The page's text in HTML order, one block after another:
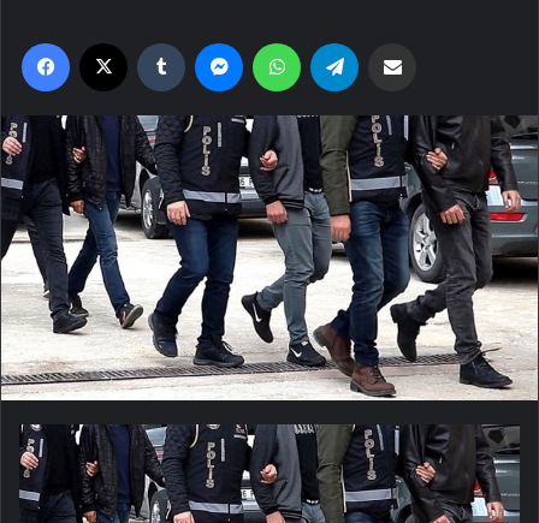
Facebook Tumblr MessengerWhatsApp